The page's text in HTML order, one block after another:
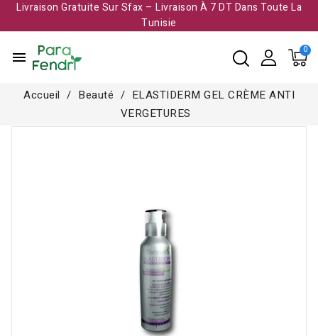
Livraison Gratuite Sur Sfax – Livraison À 7 DT Dans Toute La
Tunisie​
menu
Accueil Beauté
ELASTIDERM GEL CRÈME ANTI
VERGETURES